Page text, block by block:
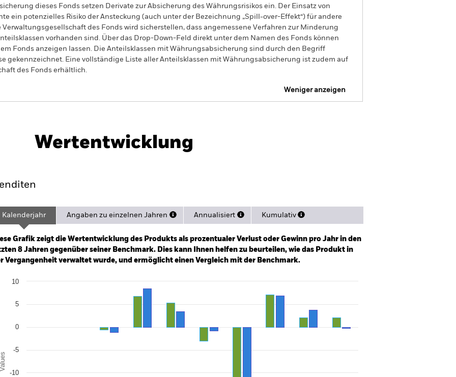
dieses Fonds setzen Derivate zur Absicherung des Währungsrisikos ein. Der Einsatz von
ein potenzielles Risiko der Ansteckung (auch unter der Bezeichnung „Spill-over-Effekt“) für andere
des Fonds wird sicherstellen, dass angemessene Verfahren zur Minderung
vorhanden sind. Über das Drop-Down-Feld direkt unter dem Namen des Fonds können
Fonds anzeigen lassen. Die Anteilsklassen mit Währungsabsicherung sind durch den Begriff
gekennzeichnet. Eine vollständige Liste aller Anteilsklassen mit Währungsabsicherung ist zudem auf
des Fonds erhältlich.
Weniger anzeigen
Wertentwicklung
2017-02-01 00:00:00 to 2026-07-31 00:00:00.
-20 to 40.
Kalenderjahr Angaben zu einzelnen Jahren Annualisiert Kumulativ
Grafik zeigt die Wertentwicklung des Produkts als prozentualer Verlust oder Gewinn pro Jahr in den
8 Jahren gegenüber seiner Benchmark. Dies kann Ihnen helfen zu beurteilen, wie das Produkt in
Vergangenheit verwaltet wurde, und ermöglicht einen Vergleich mit der Benchmark.
chart with 2 data series.
chart has 1 Y axis displaying Values. Range: -25 to 10.
Values
-10
-5
0
5
10